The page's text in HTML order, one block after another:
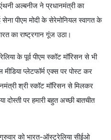
अल्बनीज ने प्रधानमंत्री का
पीएम मोदी के सेरेमोनियल स्वागत के
का राष्ट्रगान गूंज उठा।
के पूर्व पीएम स्कॉट मॉरिसन से भी
प्लेटफॉर्म एक्स पर पोस्ट कर
श्री स्कॉट मॉरिसन से मिलकर
पर हमारी बहुत अच्छी बातचीत
को भारत-ऑस्ट्रेलिया सीईओ